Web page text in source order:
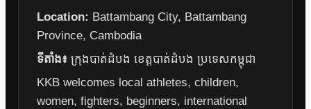
Location: Battambang City, Battambang
Province, Cambodia
ទីតាំង៖ ក្រុងបាត់ដំបង ខេត្តបាត់ដំបង ប្រទេសកម្ពុជា
KKB welcomes local athletes, children,
women, fighters, beginners, international